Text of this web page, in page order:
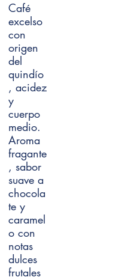
Café
excelso
con
origen
del
quindío
, acidez
y
cuerpo
medio.
Aroma
fragante
, sabor
suave a
chocola
te y
caramel
o con
notas
dulces
frutales